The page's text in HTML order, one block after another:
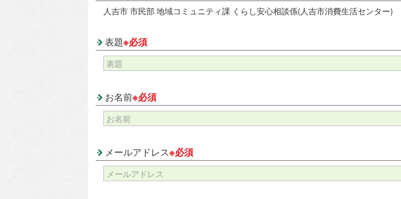
人吉市 市民部 地域コミュニティ課 くらし安心相談係(人吉市消費生活センター)
表題※必須
お名前※必須
メールアドレス※必須